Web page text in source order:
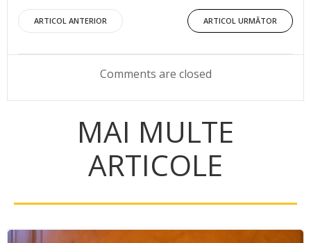
Post
navigation
ARTICOL ANTERIOR
Post
navigation
ARTICOL URMĂTOR
Comments are closed
MAI MULTE
ARTICOLE